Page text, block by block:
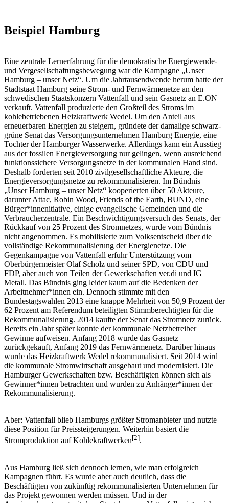
Beispiel Hamburg
Eine zentrale Lernerfahrung für die demokratische Energiewende-
und Vergesellschaftungsbewegung war die Kampagne „Unser
Hamburg – unser Netz“. Um die Jahrtausendwende herum hatte der
Stadtstaat Hamburg seine Strom- und Fernwärmenetze an den
schwedischen Staatskonzern Vattenfall und sein Gasnetz an E.ON
verkauft. Vattenfall produzierte den Großteil des Stroms im
kohlebetriebenen Heizkraftwerk Wedel. Um den Anteil aus
erneuerbaren Energien zu steigern, gründete der damalige schwarz-
grüne Senat das Versorgungsunternehmen Hamburg Energie, eine
Tochter der Hamburger Wasserwerke. Allerdings kann ein Ausstieg
aus der fossilen Energieversorgung nur gelingen, wenn ausreichend
funktionssichere Versorgungsnetze in der kommunalen Hand sind.
Deshalb forderten seit 2010 zivilgesellschaftliche Akteure, die
Energieversorgungsnetze zu rekommunalisieren. Im Bündnis
„Unser Hamburg – unser Netz“ kooperierten über 50 Akteure,
darunter Attac, Robin Wood, Friends of the Earth, BUND, eine
Bürger*innenitiative, einige evangelische Gemeinden und die
Verbraucherzentrale. Ein Beschwichtigungsversuch des Senats, der
Rückkauf von 25 Prozent des Stromnetzes, wurde vom Bündnis
nicht angenommen. Es mobilisierte zum Volksentscheid über die
vollständige Rekommunalisierung der Energienetze. Die
Gegenkampagne von Vattenfall erfuhr Unterstützung vom
Oberbürgermeister Olaf Scholz und seiner SPD, von CDU und
FDP, aber auch von Teilen der Gewerkschaften ver.di und IG
Metall. Das Bündnis ging leider kaum auf die Bedenken der
Arbeitnehmer*innen ein. Dennoch stimmte mit den
Bundestagswahlen 2013 eine knappe Mehrheit von 50,9 Prozent der
62 Prozent am Referendum beteiligten Stimmberechtigten für die
Rekommunalisierung. 2014 kaufte der Senat das Stromnetz zurück.
Bereits ein Jahr später konnte der kommunale Netzbetreiber
Gewinne aufweisen. Anfang 2018 wurde das Gasnetz
zurückgekauft, Anfang 2019 das Fernwärmenetz. Darüber hinaus
wurde das Heizkraftwerk Wedel rekommunalisiert. Seit 2014 wird
die kommunale Stromwirtschaft ausgebaut und modernisiert. Die
Hamburger Gewerkschaften bzw. Beschäftigten können sich als
Gewinner*innen betrachten und wurden zu Anhänger*innen der
Rekommunalisierung.
Aber: Vattenfall blieb Hamburgs größter Stromanbieter und nutzte
diese Position für Preissteigerungen. Weiterhin basiert die
Stromproduktion auf Kohlekraftwerken[2].
Aus Hamburg ließ sich dennoch lernen, wie man erfolgreich
Kampagnen führt. Es wurde aber auch deutlich, dass die
Beschäftigten von zukünftig rekommunalisierten Unternehmen für
das Projekt gewonnen werden müssen. Und in der